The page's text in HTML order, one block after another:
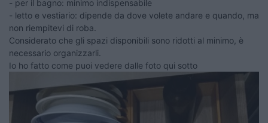
- per il bagno: minimo indispensabile
- letto e vestiario: dipende da dove volete andare e quando, ma
non riempitevi di roba.
Considerato che gli spazi disponibili sono ridotti al minimo, è
necessario organizzarli.
Io ho fatto come puoi vedere dalle foto qui sotto